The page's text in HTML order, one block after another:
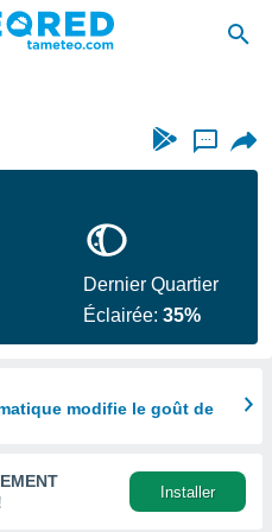
...
Dernier Quartier
Éclairée:35%
modifie le goût de
Installer